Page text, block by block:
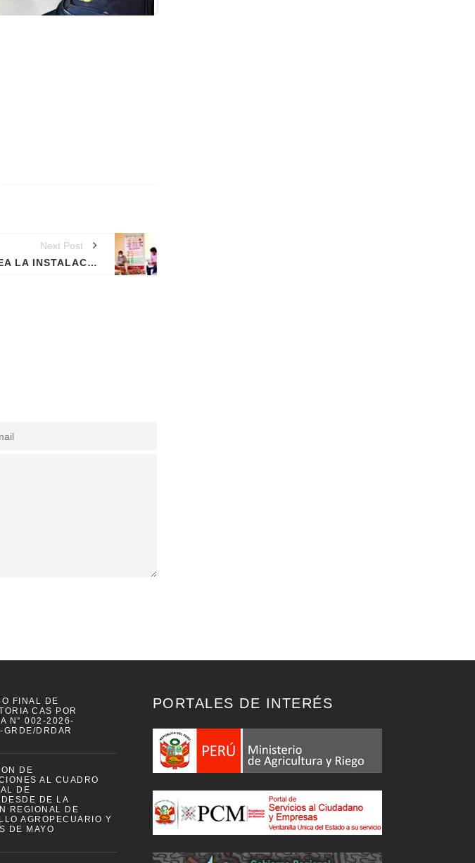
Next Post
GOREMAD, PLANEA LA INSTALACIÓN MÁS DE 7 PARCELAS AGROFORESTALES DE CACAO EN EL ÁMBITO DE LA ZONA DE AMORTIGUAMIENTO DE LA RESERVA NACIONAL TAMBOPATA.
FINAL DE
CAS POR
N° 002-2026-
GRDE/DRDAR
DE
AL CUADRO
DE
DE LA
REGIONAL DE
AGROPECUARIO Y
DE MAYO
PORTALES DE INTERÉS